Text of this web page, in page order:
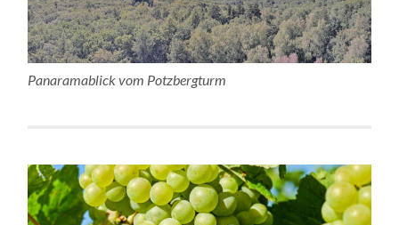
Panaramablick vom Potzbergturm